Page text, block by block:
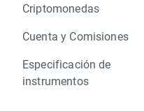
Criptomonedas
Cuenta y Comisiones
Especificación de
instrumentos